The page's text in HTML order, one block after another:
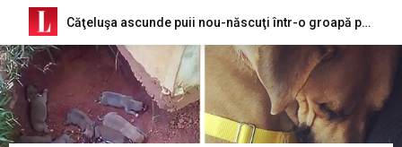
Căţeluşa ascunde puii nou-născuţi într-o groapă pentru a-i proteja de proprietarul lipsit de inimă